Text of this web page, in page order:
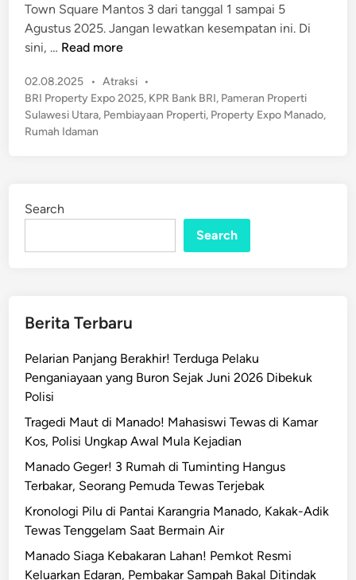
i
n
Town Square Mantos 3 dari tanggal 1 sampai 5
Agustus 2025. Jangan lewatkan kesempatan ini. Di
sini, … I
g
i
n
h
d
n
?
J
g
a
n
L
e
w
t
Read more
02.08.2025 • P
o
s
Atraksi •
BRI Property Expo 2025, KPR Bank BRI, Pameran Properti
Sulawesi Utara, Pembiayaan Properti, Property Expo Manado,
Rumah Idaman
Search
Search
Berita Terbaru
Pelarian Panjang Berakhir! Terduga Pelaku
Penganiayaan yang Buron Sejak Juni 2026 Dibekuk
Polisi
Tragedi Maut di Manado! Mahasiswi Tewas di Kamar
Kos, Polisi Ungkap Awal Mula Kejadian
Manado Geger! 3 Rumah di Tuminting Hangus
Terbakar, Seorang Pemuda Tewas Terjebak
Kronologi Pilu di Pantai Karangria Manado, Kakak-Adik
Tewas Tenggelam Saat Bermain Air
Manado Siaga Kebakaran Lahan! Pemkot Resmi
Keluarkan Edaran, Pembakar Sampah Bakal Ditindak